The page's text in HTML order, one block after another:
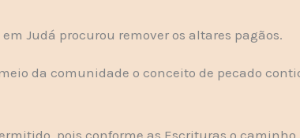
Judá procurou remover os altares pagãos.
da comunidade o conceito de pecado